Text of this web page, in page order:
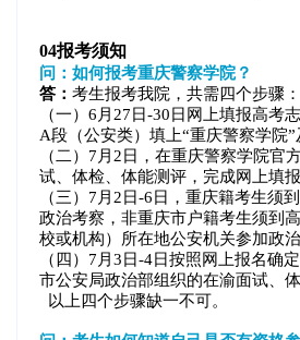
04报考须知
问：如何报考重庆警察学院？
答： 考生报考我院，共需四个步骤：
（一）6月27日-30日网上填报高考
A段（公安类）填上“重庆警察学院”
（二）7月2日，在重庆警察学院官
试、体检、体能测评，完成网上填
（三）7月2日-6日，重庆籍考生须
政治考察，非重庆市户籍考生须到
校或机构）所在地公安机关参加政治
（四）7月3日-4日按照网上报名确
市公安局政治部组织的在渝面试、
以上四个步骤缺一不可。